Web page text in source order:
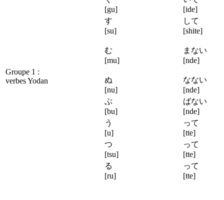
Groupe 1 :
verbes Yodan
[gu]
[ide]
す
[su]
して
[shite]
む
[mu]
まない
[nde]
ぬ
[nu]
なない
[nde]
ぶ
[bu]
ばない
[nde]
う
[u]
って
[tte]
つ
[tsu]
って
[tte]
る
[ru]
って
[tte]